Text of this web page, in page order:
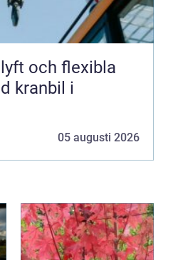
och flexibla
kranbil i
05 augusti 2026